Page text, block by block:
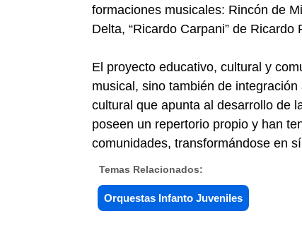
formaciones musicales: Rincón de
Delta, “Ricardo Carpani” de Ricardo
El proyecto educativo, cultural y
musical, sino también de
cultural que apunta al desarrollo de
poseen un repertorio propio y han
comunidades, transformándose en
Temas Relacionados:
Orquestas Infanto Juveniles